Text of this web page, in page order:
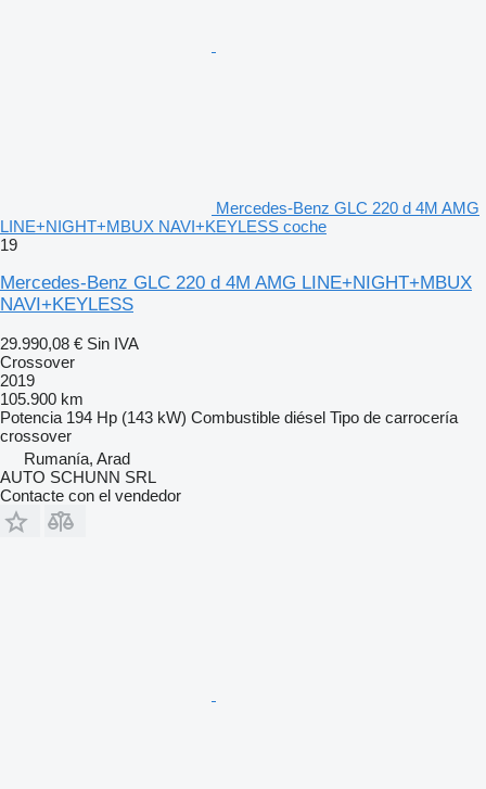
Mercedes-Benz GLC 220 d 4M AMG
LINE+NIGHT+MBUX NAVI+KEYLESS coche
19
Mercedes-Benz GLC 220 d 4M AMG LINE+NIGHT+MBUX
NAVI+KEYLESS
29.990,08 € Sin IVA
Crossover
2019
105.900 km
Potencia 194 Hp (143 kW) Combustible diésel Tipo de carrocería
crossover
Rumanía, Arad
AUTO SCHUNN SRL
Contacte con el vendedor